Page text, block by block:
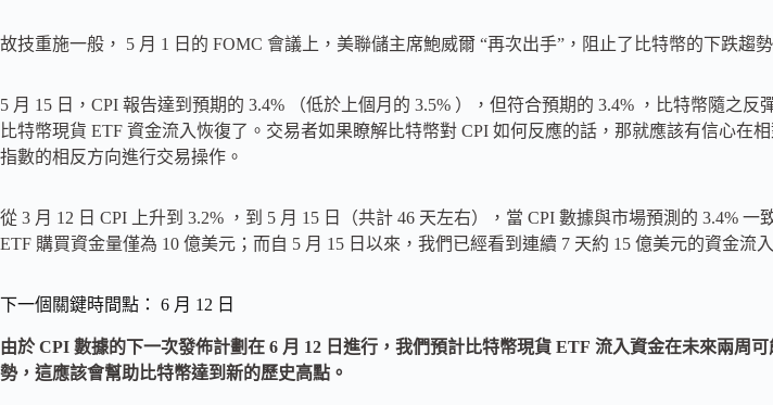
故技重施一般， 5 月 1 日的 FOMC 會議上，美聯儲主席鮑威爾 “再次出手”，阻止了比特幣的下跌趨勢
5 月 15 日，CPI 報告達到預期的 3.4% （低於上個月的 3.5% ），但符合預期的 3.4% ，比特幣隨之反
比特幣現貨 ETF 資金流入恢復了。交易者如果瞭解比特幣對 CPI 如何反應的話，那就應該有信心在
指數的相反方向進行交易操作。
從 3 月 12 日 CPI 上升到 3.2% ，到 5 月 15 日（共計 46 天左右），當 CPI 數據與市場預測的 3.4% 一
ETF 購買資金量僅為 10 億美元；而自 5 月 15 日以來，我們已經看到連續 7 天約 15 億美元的資金流入
下一個關鍵時間點： 6 月 12 日
由於 CPI 數據的下一次發佈計劃在 6 月 12 日進行，我們預計比特幣現貨 ETF 流入資金在未來兩周
勢，這應該會幫助比特幣達到新的歷史高點。